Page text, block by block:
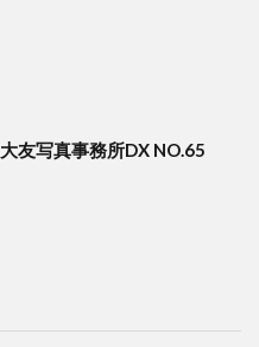
大友写真事務所DX NO.65